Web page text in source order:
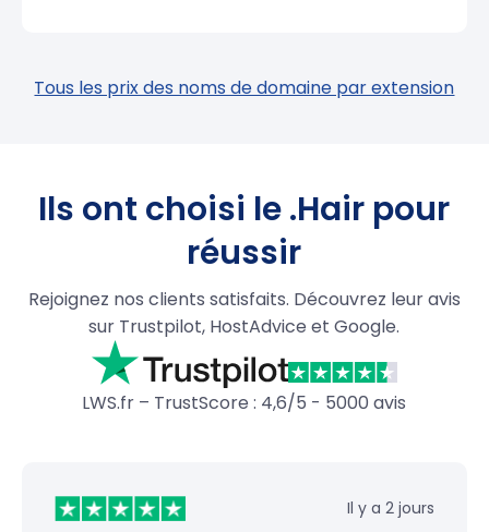
Tous les prix des noms de domaine par extension
Ils ont choisi le .Hair pour
réussir
Rejoignez nos clients satisfaits. Découvrez leur avis
sur Trustpilot, HostAdvice et Google.
LWS.fr – TrustScore : 4,6/5 - 5000 avis
Il y a 2 jours